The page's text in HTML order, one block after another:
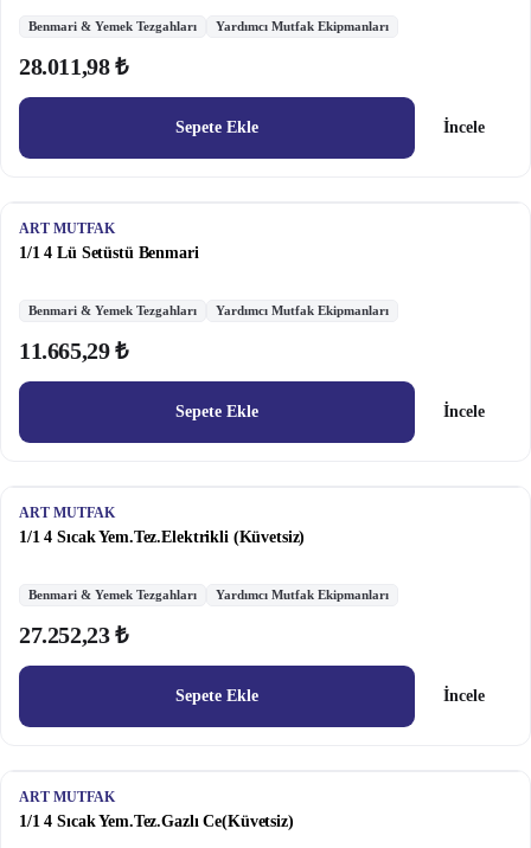
Benmari & Yemek Tezgahları Yardımcı Mutfak Ekipmanları
28.011,98 ₺
Sepete Ekle İncele
ART MUTFAK
1/1 4 Lü Setüstü Benmari
Benmari & Yemek Tezgahları Yardımcı Mutfak Ekipmanları
11.665,29 ₺
Sepete Ekle İncele
ART MUTFAK
1/1 4 Sıcak Yem.Tez.Elektrikli (Küvetsiz)
Benmari & Yemek Tezgahları Yardımcı Mutfak Ekipmanları
27.252,23 ₺
Sepete Ekle İncele
ART MUTFAK
1/1 4 Sıcak Yem.Tez.Gazlı Ce(Küvetsiz)